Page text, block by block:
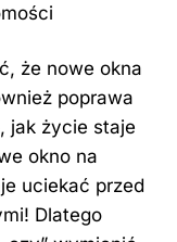
że nowe okna
poprawa
jak życie staje
okno na
uciekać przed
Dlatego